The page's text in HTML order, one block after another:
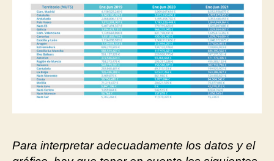
Para interpretar adecuadamente los datos y el